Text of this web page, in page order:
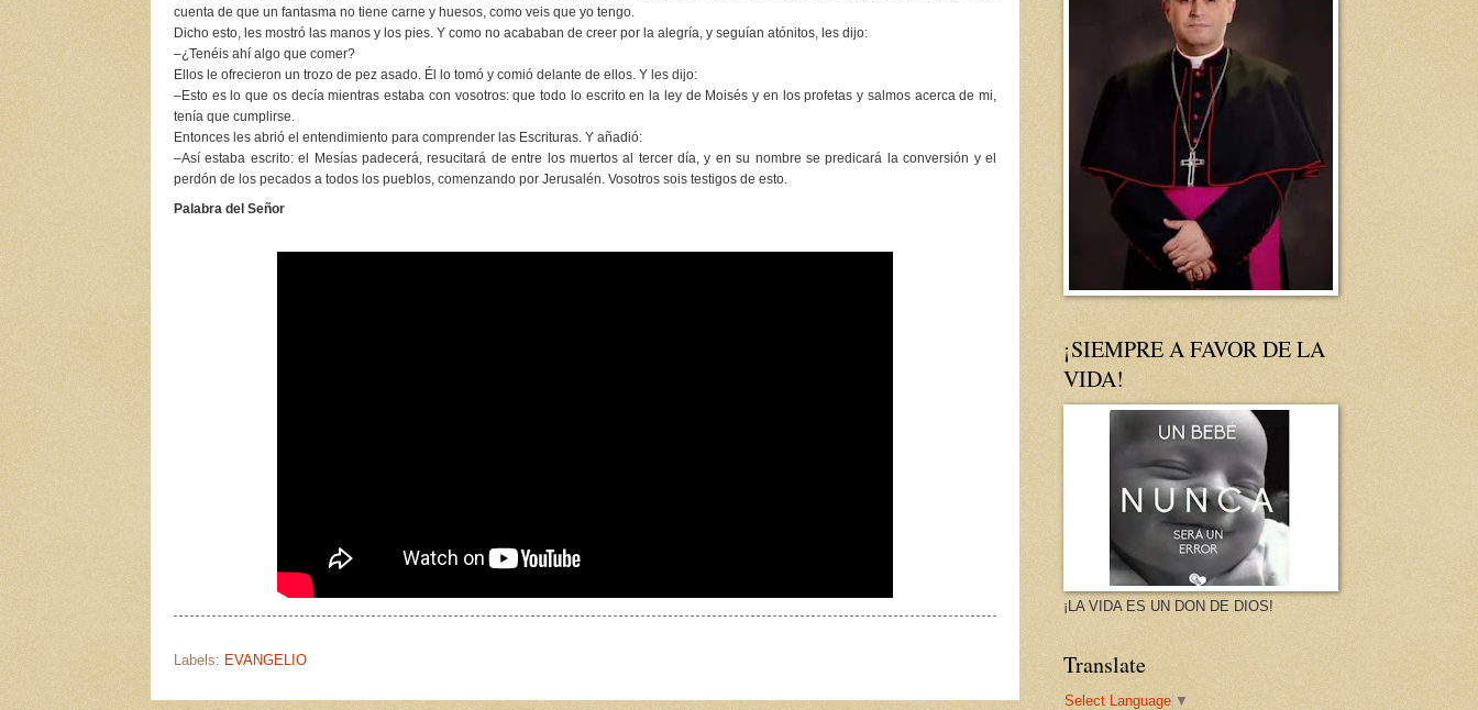
cuenta de que un fantasma no tiene carne y huesos, como veis que yo tengo.
Dicho esto, les mostró las manos y los pies. Y como no acababan de creer por la alegría, y seguían atónitos, les dijo:
–¿Tenéis ahí algo que comer?
Ellos le ofrecieron un trozo de pez asado. Él lo tomó y comió delante de ellos. Y les dijo:
–Esto es lo que os decía mientras estaba con vosotros: que todo lo escrito en la ley de Moisés y en los profetas y salmos acerca de mi,
tenía que cumplirse.
Entonces les abrió el entendimiento para comprender las Escrituras. Y añadió:
–Así estaba escrito: el Mesías padecerá, resucitará de entre los muertos al tercer día, y en su nombre se predicará la conversión y el
perdón de los pecados a todos los pueblos, comenzando por Jerusalén. Vosotros sois testigos de esto.
Palabra del Señor
Labels: EVANGELIO
¡SIEMPRE A FAVOR DE LA
VIDA!
¡LA VIDA ES UN DON DE DIOS!
Translate
Select Language ▼